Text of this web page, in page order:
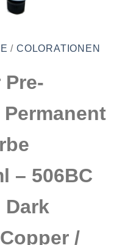
/ COLORATIONEN
– 506BC
Dark
/